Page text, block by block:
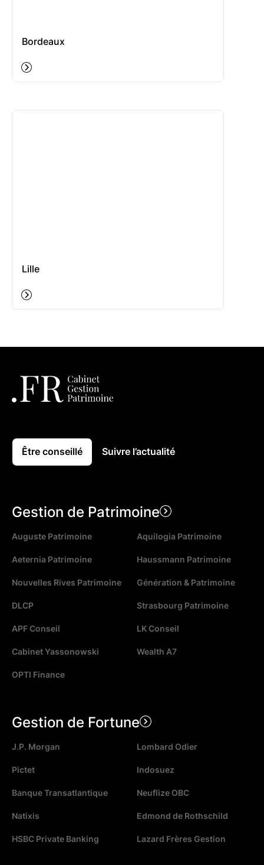
Bordeaux
Lille
Être conseillé Suivre l’actualité
Gestion de Patrimoine
Auguste Patrimoine Aquilogia Patrimoine
Aeternia Patrimoine Haussmann Patrimoine
Nouvelles Rives Patrimoine Génération & Patrimoine
DLCP Strasbourg Patrimoine
APF Conseil LK Conseil
Cabinet Yassonowski Wealth A7
OPTI Finance
Gestion de Fortune
J.P. Morgan Lombard Odier
Pictet Indosuez
Banque Transatlantique Neuflize OBC
Natixis Edmond de Rothschild
HSBC Private Banking Lazard Frères Gestion